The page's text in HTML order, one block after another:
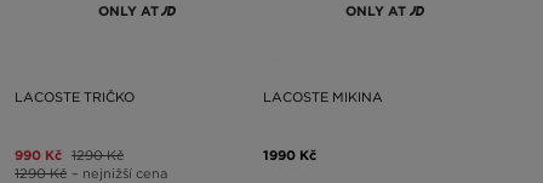
ONLY AT
LACOSTE TRIČKO
990 Kč 1290 Kč
1290 Kč – nejnižší cena
ONLY AT
LACOSTE MIKINA
1990 Kč